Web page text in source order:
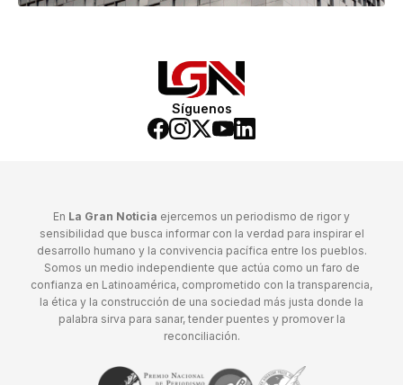
Síguenos
En La Gran Noticia ejercemos un periodismo de rigor y
sensibilidad que busca informar con la verdad para inspirar el
desarrollo humano y la convivencia pacífica entre los pueblos.
Somos un medio independiente que actúa como un faro de
confianza en Latinoamérica, comprometido con la transparencia,
la ética y la construcción de una sociedad más justa donde la
palabra sirva para sanar, tender puentes y promover la
reconciliación.